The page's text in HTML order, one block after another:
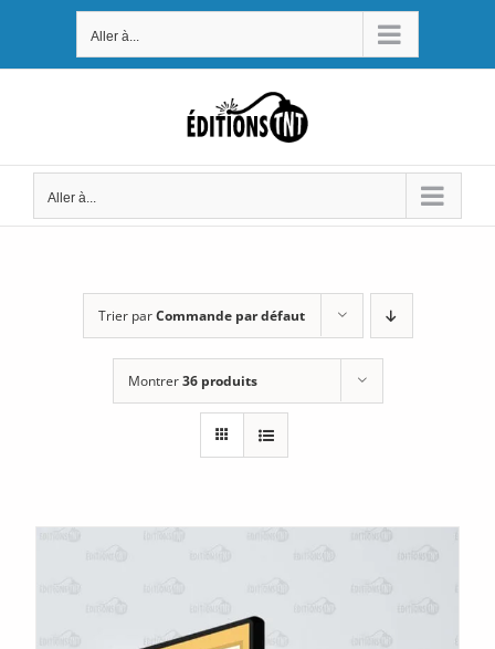
contenu
Aller à...
Aller à...
Trier parCommande par défaut
Montrer36 produits